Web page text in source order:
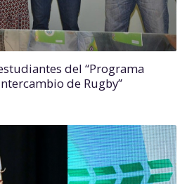
del “Programa
de Rugby”